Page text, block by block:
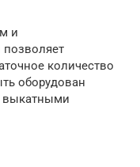
и
количество
оборудован
выкатными